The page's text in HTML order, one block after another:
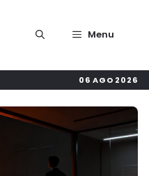
Menu
06 AGO 2026